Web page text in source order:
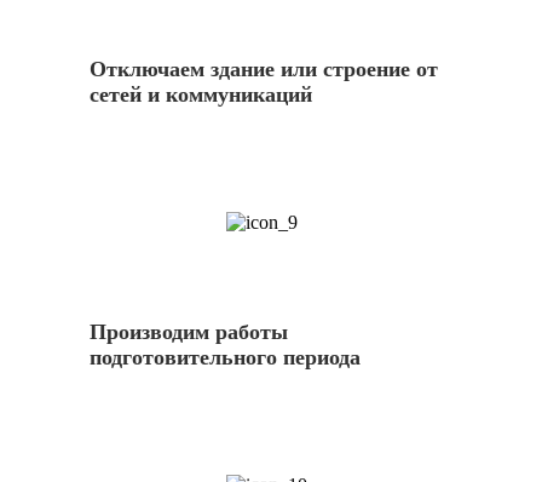
Отключаем здание или строение от
сетей и коммуникаций
Производим работы
подготовительного периода